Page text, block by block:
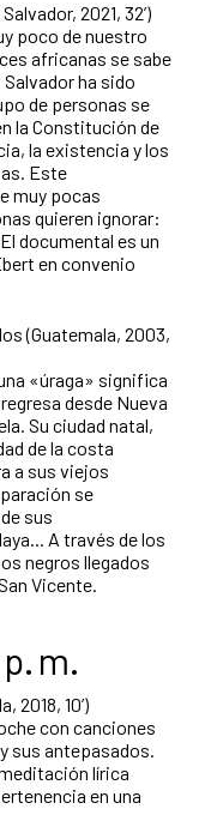
2021, 32’)
poco de nuestro
africanas se sabe
ha sido
de personas se
la Constitución de
la existencia y los
Este
muy pocas
quieren ignorar:
documental es un
en convenio
(Guatemala, 2003,
«úraga» significa
desde Nueva
Su ciudad natal,
de la costa
a sus viejos
se
sus
A través de los
negros llegados
Vicente.
m.
2018, 10’)
con canciones
sus antepasados.
lírica
en una